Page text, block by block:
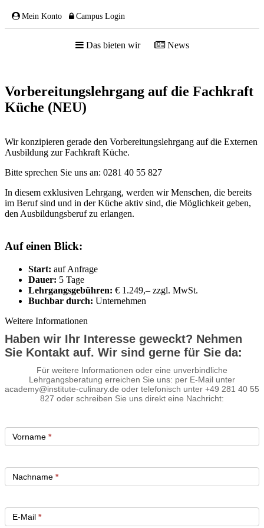
Mein Konto Campus Login
Das bieten wir News
ÜBER UNS
Team
Mitglieder
NETZWERK
Executive Netzwerk
Industrie
Retailgastronomie
Eventgastronomie
Caregastronomie
Betriebsgastronomie
Educationgastronomie
Marken- & Systemgastronomie
Experten
Laboratories
ACADEMY
Online-Academy
Berufsqualifikation
Vorbereitungslehrgang auf die Fachkraft
Küche (NEU)
Wir konzipieren gerade den Vorbereitungslehrgang auf die Externen
Ausbildung zur Fachkraft Küche.
Bitte sprechen Sie uns an: 0281 40 55 827
In diesem exklusiven Lehrgang, werden wir Menschen, die bereits
im Beruf sind und in der Küche aktiv sind, die Möglichkeit geben,
den Ausbildungsberuf zu erlangen.
Auf einen Blick:
Start: auf Anfrage
Dauer: 5 Tage
Lehrgangsgebühren: € 1.249,– zzgl. MwSt.
Buchbar durch: Unternehmen
Weitere Informationen
Haben wir Ihr Interesse geweckt? Nehmen
Sie Kontakt auf. Wir sind gerne für Sie da:
Für weitere Informationen oder eine unverbindliche
Lehrgangsberatung erreichen Sie uns: per E-Mail unter
academy@institute-culinary.de oder telefonisch unter +49 281 40 55
827 oder schreiben Sie uns direkt eine Nachricht:
Vorname *
Nachname *
E-Mail *